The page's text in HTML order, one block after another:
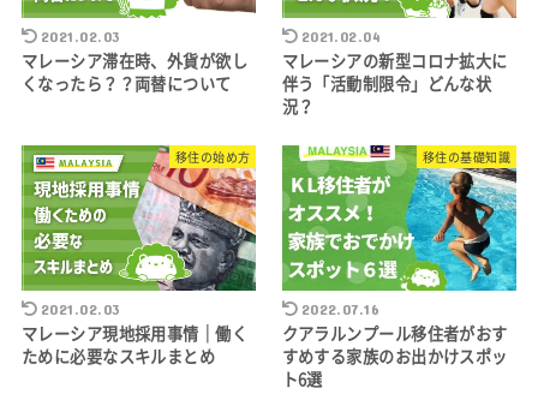
2021.02.03
マレーシア滞在時、外貨が欲し
くなったら？？両替について
2021.02.04
マレーシアの新型コロナ拡大に
伴う「活動制限令」どんな状
況？
移住の始め方
2021.02.03
マレーシア現地採用事情｜働く
ために必要なスキルまとめ
移住の基礎知識
2022.07.16
クアラルンプール移住者がおす
すめする家族のお出かけスポッ
ト6選